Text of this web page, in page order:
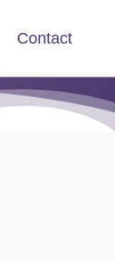
Contact